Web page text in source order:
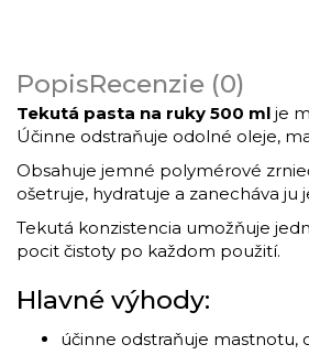
PopisRecenzie (0)
Tekutá pasta na ruky 500 ml je
Účinne odstraňuje odolné oleje,
Obsahuje jemné polymérové
ošetruje, hydratuje a zanecháva
Tekutá konzistencia umožňuje
pocit čistoty po každom použití.
Hlavné výhody:
účinne odstraňuje mastnotu,